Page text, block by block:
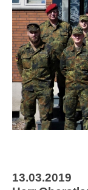
13.03.2019